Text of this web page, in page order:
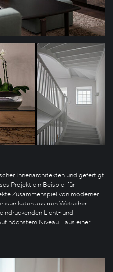
Innenarchitekten und gefertigt
Projekt ein Beispiel für
Zusammenspiel von moderner
aus den Wetscher
Licht- und
höchstem Niveau – aus einer